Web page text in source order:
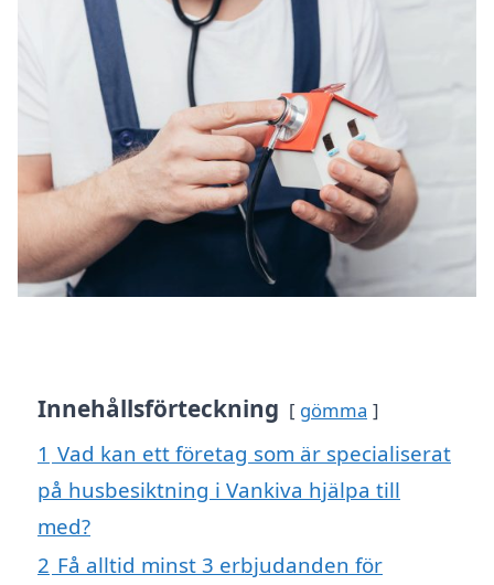
Innehållsförteckning gömma
1 Vad kan ett företag som är specialiserat
på husbesiktning i Vankiva hjälpa till
med?
2 Få alltid minst 3 erbjudanden för